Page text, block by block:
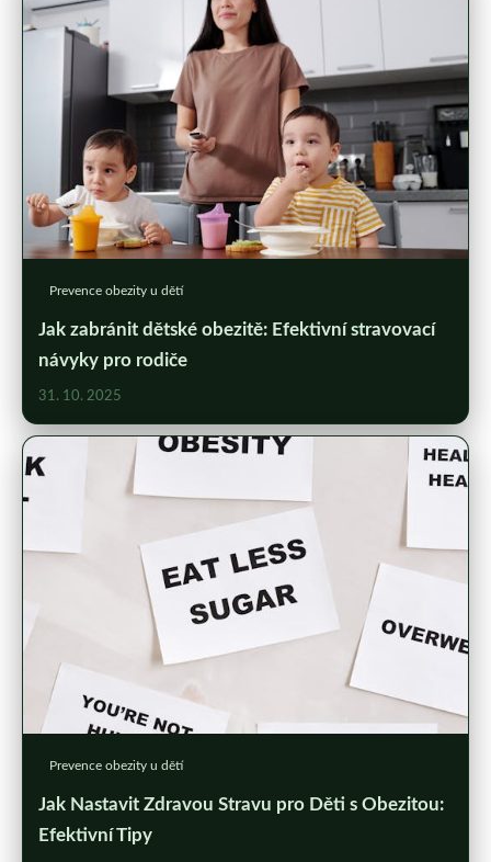
Prevence obezity u dětí
Jak zabránit dětské obezitě: Efektivní stravovací
návyky pro rodiče
31. 10. 2025
Prevence obezity u dětí
Jak Nastavit Zdravou Stravu pro Děti s Obezitou:
Efektivní Tipy